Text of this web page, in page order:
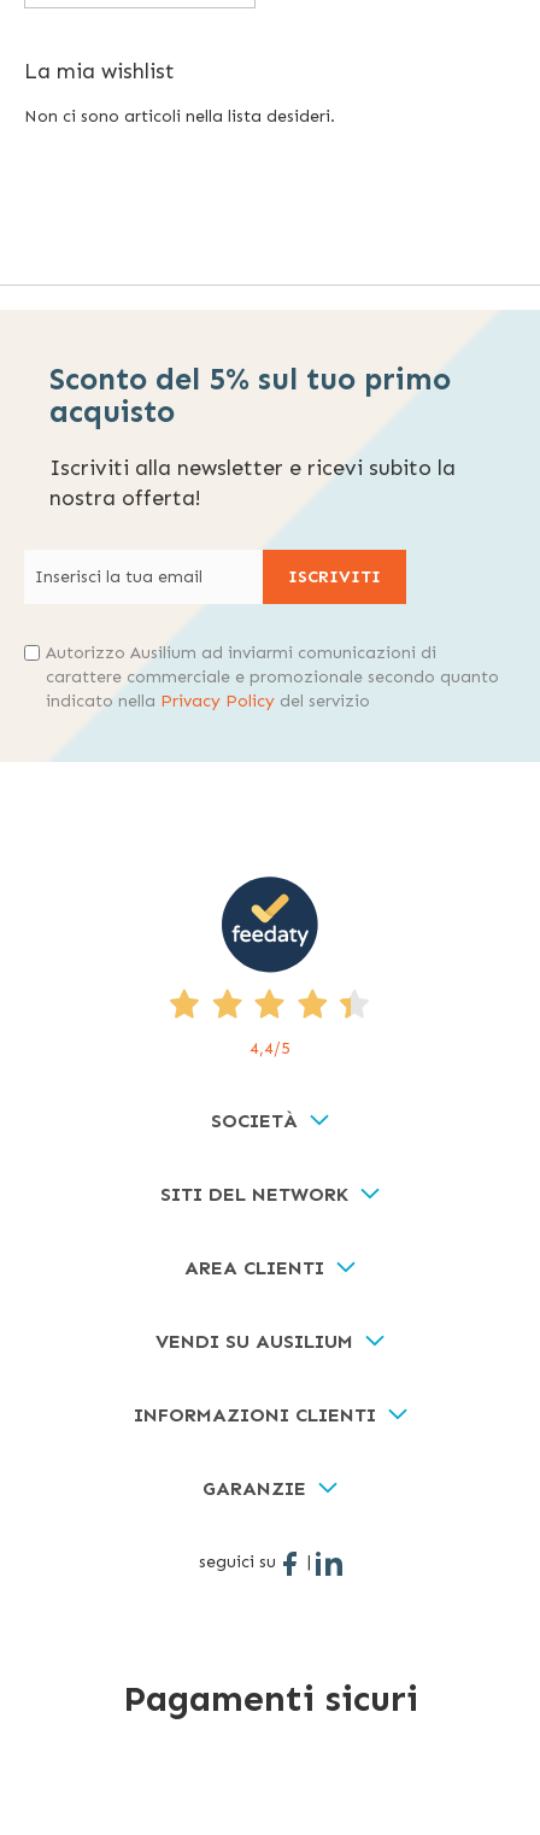
La mia wishlist
Non ci sono articoli nella lista desideri.
Sconto del 5% sul tuo primo
acquisto
Iscriviti alla newsletter e ricevi subito la
nostra offerta!
ISCRIVITI
Autorizzo Ausilium ad inviarmi comunicazioni di
carattere commerciale e promozionale secondo quanto
indicato nella Privacy Policy del servizio
4,4/5
SOCIETÀ
SITI DEL NETWORK
AREA CLIENTI
VENDI SU AUSILIUM
INFORMAZIONI CLIENTI
GARANZIE
seguici su |
Pagamenti sicuri